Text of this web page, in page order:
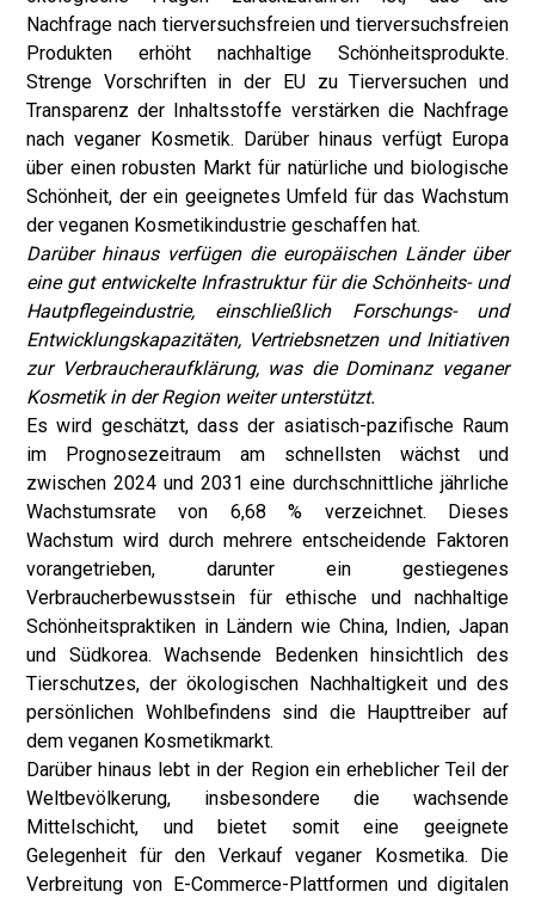
Nachfrage nach tierversuchsfreien und tierversuchsfreien
Produkten erhöht nachhaltige Schönheitsprodukte.
Strenge Vorschriften in der EU zu Tierversuchen und
Transparenz der Inhaltsstoffe verstärken die Nachfrage
nach veganer Kosmetik. Darüber hinaus verfügt Europa
über einen robusten Markt für natürliche und biologische
Schönheit, der ein geeignetes Umfeld für das Wachstum
der veganen Kosmetikindustrie geschaffen hat.
Darüber hinaus verfügen die europäischen Länder über
eine gut entwickelte Infrastruktur für die Schönheits- und
Hautpflegeindustrie, einschließlich Forschungs- und
Entwicklungskapazitäten, Vertriebsnetzen und Initiativen
zur Verbraucheraufklärung, was die Dominanz veganer
Kosmetik in der Region weiter unterstützt.
Es wird geschätzt, dass der asiatisch-pazifische Raum
im Prognosezeitraum am schnellsten wächst und
zwischen 2024 und 2031 eine durchschnittliche jährliche
Wachstumsrate von 6,68 % verzeichnet. Dieses
Wachstum wird durch mehrere entscheidende Faktoren
vorangetrieben, darunter ein gestiegenes
Verbraucherbewusstsein für ethische und nachhaltige
Schönheitspraktiken in Ländern wie China, Indien, Japan
und Südkorea. Wachsende Bedenken hinsichtlich des
Tierschutzes, der ökologischen Nachhaltigkeit und des
persönlichen Wohlbefindens sind die Haupttreiber auf
dem veganen Kosmetikmarkt.
Darüber hinaus lebt in der Region ein erheblicher Teil der
Weltbevölkerung, insbesondere die wachsende
Mittelschicht, und bietet somit eine geeignete
Gelegenheit für den Verkauf veganer Kosmetika. Die
Verbreitung von E-Commerce-Plattformen und digitalen